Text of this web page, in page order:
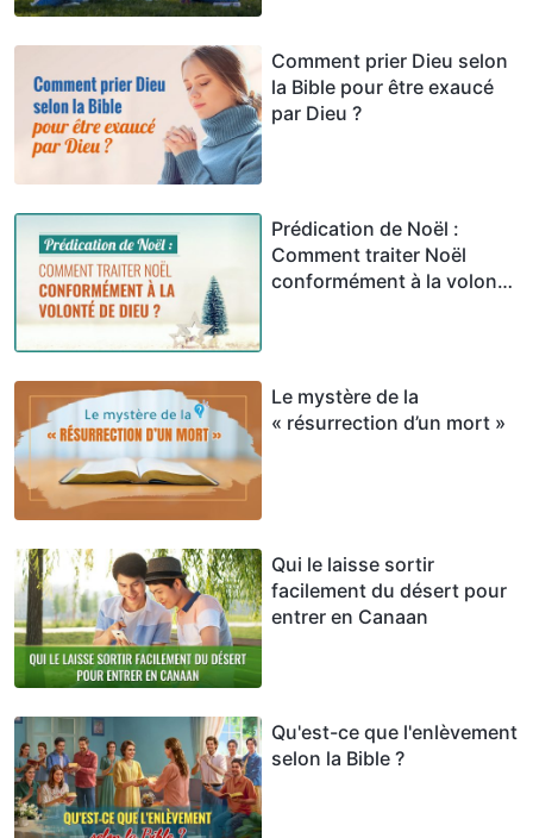
Comment prier Dieu selon
la Bible pour être exaucé
par Dieu ?
Prédication de Noël :
Comment traiter Noël
conformément à la volonté
Le mystère de la
« résurrection d’un mort »
Qui le laisse sortir
facilement du désert pour
entrer en Canaan
Qu'est-ce que l'enlèvement
selon la Bible ?